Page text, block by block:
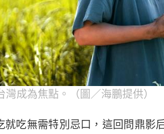
灣成為焦點。（圖／海鵬提供）
吃無需特別忌口，這回問鼎影